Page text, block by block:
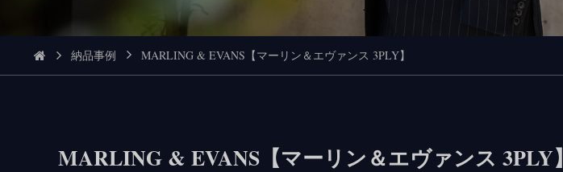
納品事例 MARLING & EVANS【マーリン＆エヴァンス 3PLY】
MARLING & EVANS【マーリン＆エヴァンス 3PLY】